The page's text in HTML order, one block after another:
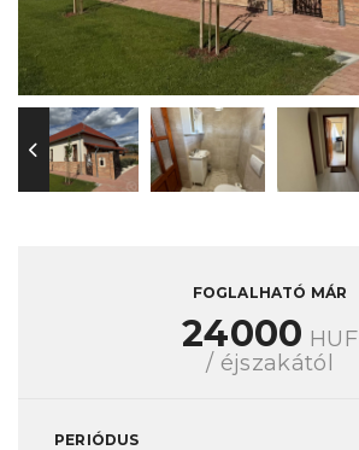
FOGLALHATÓ MÁR
24000 HUF
/ éjszakától
PERIÓDUS